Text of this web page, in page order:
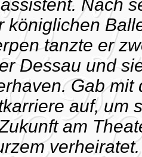
Nach
königlichen
tanzte er
Dessau und
Gab
auf, um
am
verheiratet.